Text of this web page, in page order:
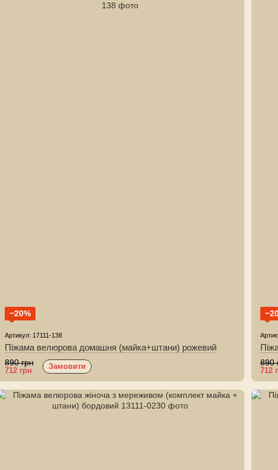
−20%
Артикул: 17111-138
Піжама велюрова домашня (майка+штани) рожевий
890 грн
712 грн Замовити 890
712